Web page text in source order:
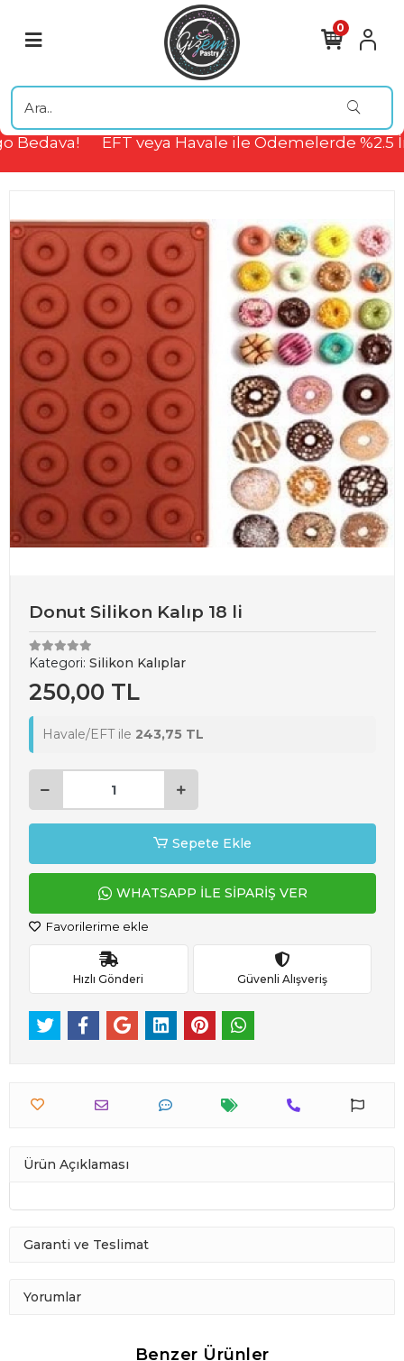
Bedava! EFT veya Havale ile Ödemelerde %2.5
0
Donut Silikon Kalıp 18 li
Kategori: Silikon Kalıplar
250,00 TL
Havale/EFT ile 243,75 TL
Sepete Ekle
WHATSAPP İLE SİPARİŞ VER
Favorilerime ekle
Hızlı Gönderi Güvenli Alışveriş
Ürün Açıklaması
Garanti ve Teslimat
Yorumlar
Benzer Ürünler